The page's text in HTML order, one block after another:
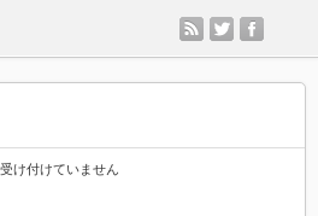
rss twitter
け付けていません